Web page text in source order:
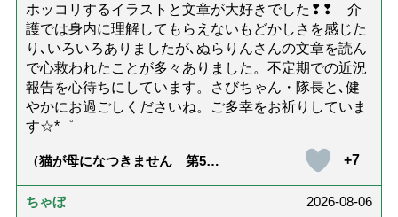
ホッコリするイラストと文章が大好きでした❢❢ 介
護では身内に理解してもらえないもどかしさを感じた
り､いろいろありましたが､ぬらりんさんの文章を読ん
で心救われたことが多々ありました。不定期での近況
報告を心待ちにしています。さびちゃん・隊長と､健
やかにお過ごしくださいね。ご多幸をお祈りしていま
す☆*゜
（猫が母になつきません 第500
+7
ちゃぼ
2026-08-06